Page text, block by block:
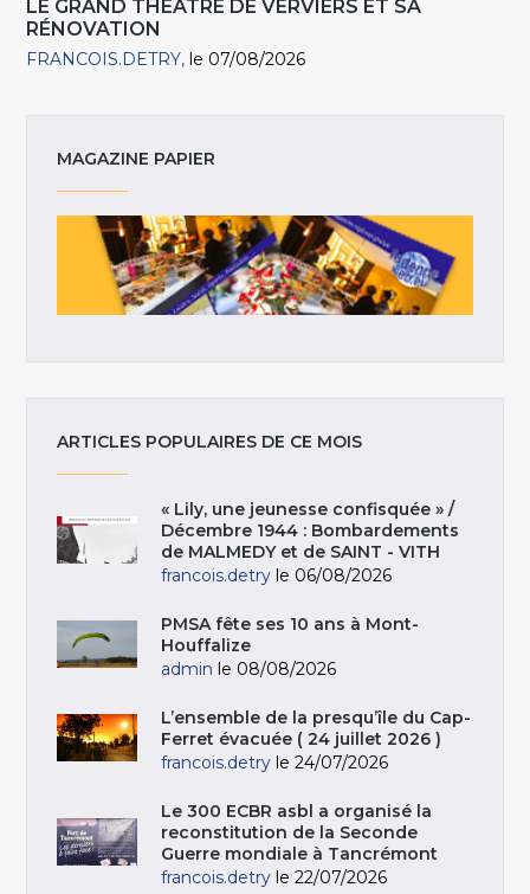
LE GRAND THÉÂTRE DE VERVIERS ET SA
RÉNOVATION
FRANCOIS.DETRY le 07/08/2026
MAGAZINE PAPIER
ARTICLES POPULAIRES DE CE MOIS
« Lily, une jeunesse confisquée » /
Décembre 1944 : Bombardements
de MALMEDY et de SAINT - VITH
francois.detry le 06/08/2026
PMSA fête ses 10 ans à Mont-
Houffalize
admin le 08/08/2026
L’ensemble de la presqu’île du Cap-
Ferret évacuée ( 24 juillet 2026 )
francois.detry le 24/07/2026
Le 300 ECBR asbl a organisé la
reconstitution de la Seconde
Guerre mondiale à Tancrémont
francois.detry le 22/07/2026